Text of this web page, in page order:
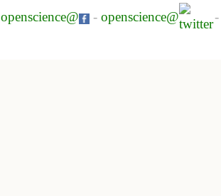
openscience@ - openscience@